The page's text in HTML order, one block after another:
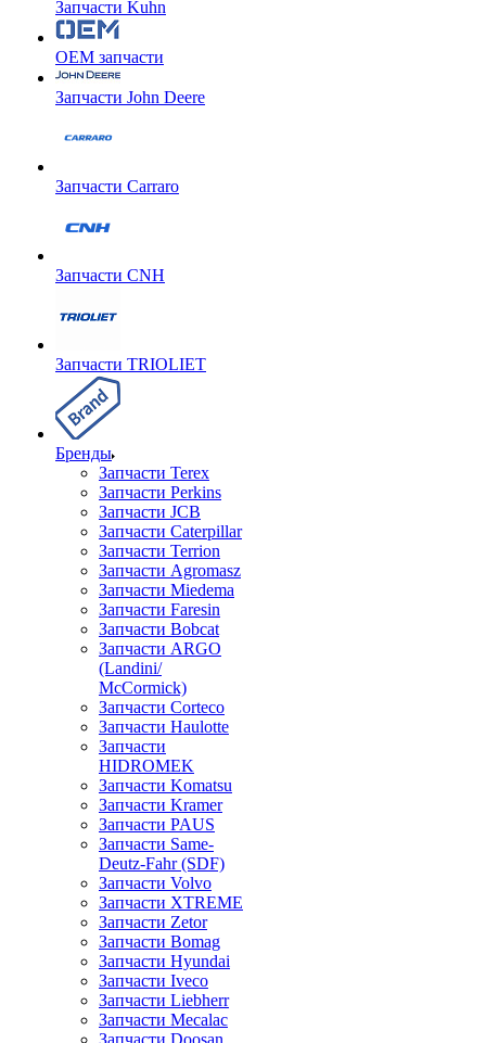
Запчасти Kuhn
OEM запчасти
Запчасти John Deere
Запчасти Carraro
Запчасти CNH
Запчасти TRIOLIET
Бренды
Запчасти Terex
Запчасти Perkins
Запчасти JCB
Запчасти Caterpillar
Запчасти Terrion
Запчасти Agromasz
Запчасти Miedema
Запчасти Faresin
Запчасти Bobcat
Запчасти ARGO
(Landini/
McCormick)
Запчасти Corteco
Запчасти Haulotte
Запчасти
HIDROMEK
Запчасти Komatsu
Запчасти Kramer
Запчасти PAUS
Запчасти Same-
Deutz-Fahr (SDF)
Запчасти Volvo
Запчасти XTREME
Запчасти Zetor
Запчасти Bomag
Запчасти Hyundai
Запчасти Iveco
Запчасти Liebherr
Запчасти Mecalac
Запчасти Doosan